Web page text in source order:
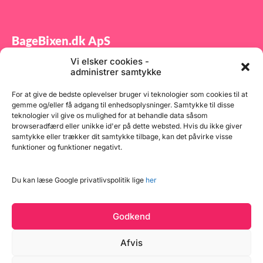
Vi elsker cookies -
administrer samtykke
For at give de bedste oplevelser bruger vi teknologier som cookies til at
gemme og/eller få adgang til enhedsoplysninger. Samtykke til disse
teknologier vil give os mulighed for at behandle data såsom
browseradfærd eller unikke id'er på dette websted. Hvis du ikke giver
samtykke eller trækker dit samtykke tilbage, kan det påvirke visse
funktioner og funktioner negativt.
Du kan læse Google privatlivspolitik lige her
Godkend
Afvis
BageBixen.dk ApS
Tilmeld dig vores nyhedsbrev og modtag gode tilbud
samt spændende produktnyheder direkte i din
indbakke.